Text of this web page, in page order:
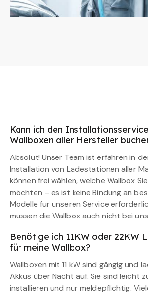
Kann ich den
Wallboxen aller Hersteller
Absolut! Unser Team ist erfahren in
Installation von Ladestationen aller
können frei wählen, welche Wallbox
möchten – es ist keine Bindung an
Modelle für unseren Service
müssen die Wallbox auch nicht bei
Benötige ich 11KW oder 22KW
für meine Wallbox?
Wallboxen mit 11 kW sind gängig und
Akkus über Nacht auf. Sie sind leicht
installieren und nur meldepflichtig.